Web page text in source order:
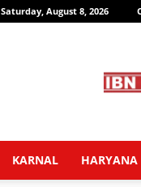
Saturday, August 8, 2026
KARNAL HARYANA